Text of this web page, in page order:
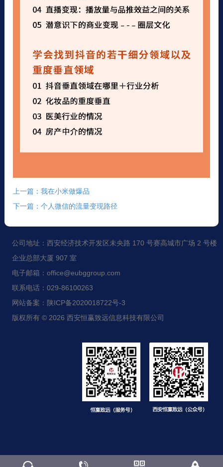
上一篇：我在小米做爆品
下一篇：个人微信的流量变现路径
公司地址：西安经济技术开发区未央路 170 号赛高城市广场 2 号楼
企业总部大厦 907 室
电子邮箱：office@eubggroup.com
联系电话：029-86100263
网站备案：陕ICP备2020018722号-3
版权所有 © 2026 西安恒赢致远信息科技有限公司